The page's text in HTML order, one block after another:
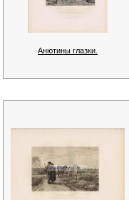
Анютины глазки.